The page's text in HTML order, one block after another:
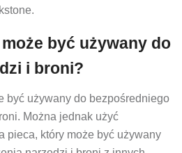
być używany do
i broni?
być używany do bezpośredniego
Można jednak użyć
pieca, który może być używany